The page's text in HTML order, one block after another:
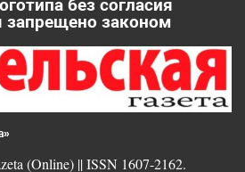
без согласия
запрещено законом
(Online) || ISSN 1607-2162.